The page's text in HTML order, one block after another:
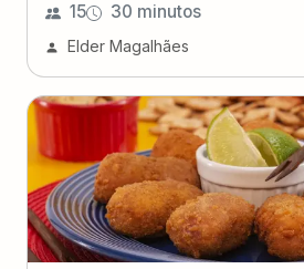
15 30 minutos
Elder Magalhães